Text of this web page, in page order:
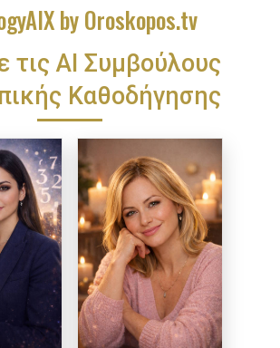
by Oroskopos.tv
τις ΑΙ Συμβούλους
Καθοδήγησης